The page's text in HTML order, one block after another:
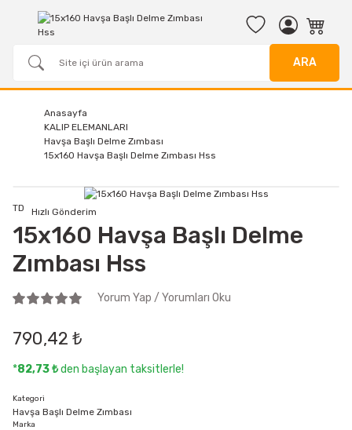
ARA
Anasayfa
KALIP ELEMANLARI
Havşa Başlı Delme Zımbası
15x160 Havşa Başlı Delme Zımbası Hss
Hızlı Gönderim
TD
15x160 Havşa Başlı Delme
Zımbası Hss
Yorum Yap / Yorumları Oku
790,42 ₺
*82,73 ₺den başlayan taksitlerle!
Kategori
Havşa Başlı Delme Zımbası
Marka